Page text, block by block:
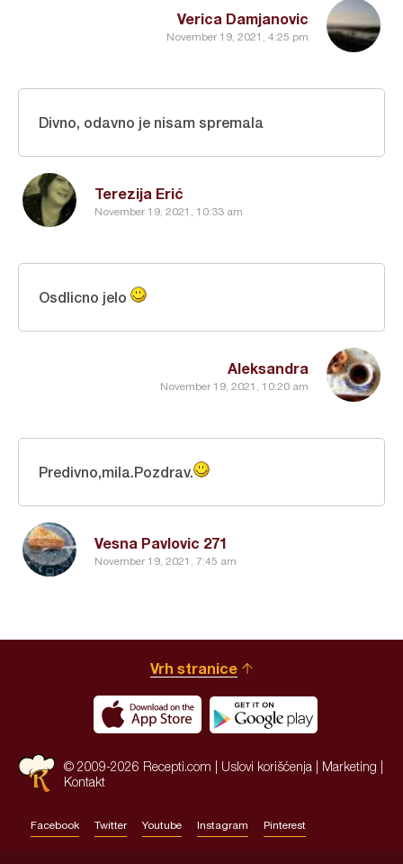
Verica Damjanovic
November 19, 2021, 4:25 pm
Terezija Erić
November 19, 2021, 10:33 am
Divno, odavno je nisam spremala
Aleksandra
November 19, 2021, 10:20 am
Osdlicno jelo
Vesna Pavlovic 271
November 19, 2021, 7:45 am
Predivno,mila.Pozdrav.
Vrh stranice
© 2009-2026 Recepti.com | Uslovi korišćenja Marketing
Kontakt
Facebook Twitter Youtube Instagram Pinterest